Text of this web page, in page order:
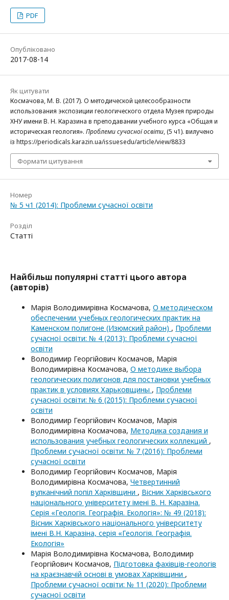
PDF
Опубліковано
2017-08-14
Як цитувати
Космачова, М. В. (2017). О методической целесообразности
использования экспозиции геологического отдела Музея природы
ХНУ имени В. Н. Каразина в преподавании учебного курса «Общая и
историческая геология». Проблеми сучасної освіти, (5 ч1). вилучено
із https://periodicals.karazin.ua/issuesedu/article/view/8833
Формати цитування
Номер
№ 5 ч1 (2014): Проблеми сучасної освіти
Розділ
Статті
Найбільш популярні статті цього автора
(авторів)
Марія Володимирівна Космачова, О методическом
обеспечении учебных геологических практик на
Каменском полигоне (Изюмский район) , Проблеми
сучасної освіти: № 4 (2013): Проблеми сучасної
освіти
Володимир Георгійович Космачов, Марія
Володимирівна Космачова, О методике выбора
геологических полигонов для постановки учебных
практик в условиях Харьковщины , Проблеми
сучасної освіти: № 6 (2015): Проблеми сучасної
освіти
Володимир Георгійович Космачов, Марія
Володимирівна Космачова, Методика создания и
использования учебных геологических коллекций ,
Проблеми сучасної освіти: № 7 (2016): Проблеми
сучасної освіти
Володимир Георгійович Космачов, Марія
Володимирівна Космачова, Четвертинний
вулканічний попіл Харківщини , Вісник Харківського
національного університету імені В. Н. Каразіна.
Серія «Геологія. Географія. Екологія»: № 49 (2018):
Вісник Харківського національного університету
імені В.Н. Каразіна, серія «Геологія. Географія.
Екологія»
Марія Володимирівна Космачова, Володимир
Георгійович Космачов, Підготовка фахівців-геологів
на краєзнавчій основі в умовах Харківщини ,
Проблеми сучасної освіти: № 11 (2020): Проблеми
сучасної освіти